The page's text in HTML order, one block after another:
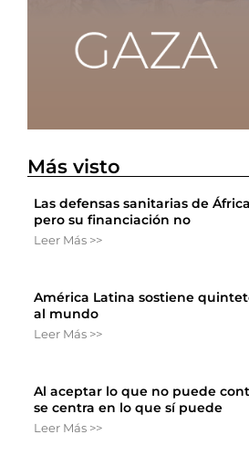
Más visto
Las defensas sanitarias de
pero su financiación no
Leer Más >>
América Latina sostiene
al mundo
Leer Más >>
Al aceptar lo que no puede
se centra en lo que sí puede
Leer Más >>